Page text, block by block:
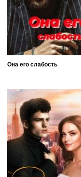
Она его слабость